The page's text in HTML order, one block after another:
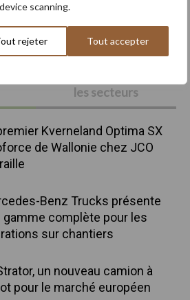
scanning.
rejeter Tout accepter
Equipment
les secteurs
Kverneland Optima SX
de Wallonie chez JCO
Benz Trucks présente
gamme complète pour les
sur chantiers
un nouveau camion à
pour le marché européen